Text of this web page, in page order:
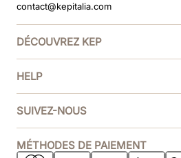
contact@kepitalia.com
DÉCOUVREZ KEP
HELP
SUIVEZ-NOUS
MÉTHODES DE PAIEMENT